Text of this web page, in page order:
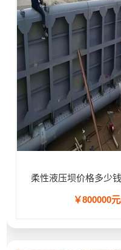
柔性液压坝价格多少
￥800000